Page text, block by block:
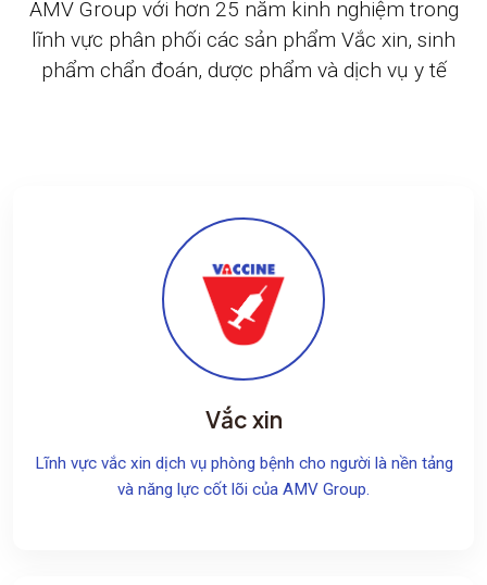
AMV Group với hơn 25 năm kinh nghiệm trong
lĩnh vực phân phối các sản phẩm Vắc xin, sinh
phẩm chẩn đoán, dược phẩm và dịch vụ y tế
Vắc xin
Lĩnh vực vắc xin dịch vụ phòng bệnh cho người là nền tảng
và năng lực cốt lõi của AMV Group.